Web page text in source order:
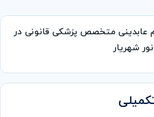
عابدینی متخصص پزشکی قانونی در
شهریار